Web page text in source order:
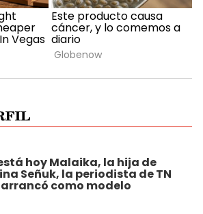
hoy Malaika, la hija de
Señuk, la periodista de TN
como modelo